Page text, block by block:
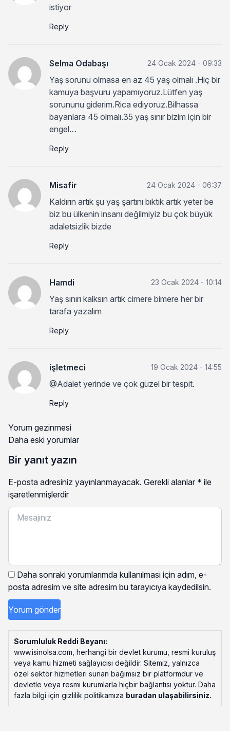
istiyor
Reply
Selma Odabaşı 24 Ocak 2024 - 09:33
Yaş sorunu olmasa en az 45 yaş olmalı .Hiç bir
kamuya başvuru yapamıyoruz.Lütfen yaş
sorununu giderim.Rica ediyoruz.Bilhassa
bayanlara 45 olmalı.35 yaş sınır bizim için bir
engel…
Reply
Misafir 24 Ocak 2024 - 06:37
Kaldırın artık şu yaş şartını bıktık artık yeter be
biz bu ülkenin insanı değilmiyiz bu çok büyük
adaletsizlik bizde
Reply
Hamdi 23 Ocak 2024 - 10:14
Yaş sınırı kalksın artık cimere bimere her bir
tarafa yazalım
Reply
işletmeci 19 Ocak 2024 - 14:55
@Adalet yerinde ve çok güzel bir tespit.
Reply
Yorum gezinmesi
Daha eski yorumlar
Bir yanıt yazın
E-posta adresiniz yayınlanmayacak. Gerekli alanlar * ile
işaretlenmişlerdir
Daha sonraki yorumlarımda kullanılması için adım, e-
posta adresim ve site adresim bu tarayıcıya kaydedilsin.
Sorumluluk Reddi Beyanı:
www.isinolsa.com, herhangi bir devlet kurumu, resmi kuruluş
veya kamu hizmeti sağlayıcısı değildir. Sitemiz, yalnızca
özel sektör hizmetleri sunan bağımsız bir platformdur ve
devletle veya resmi kurumlarla hiçbir bağlantısı yoktur. Daha
fazla bilgi için gizlilik politikamıza buradan ulaşabilirsiniz.